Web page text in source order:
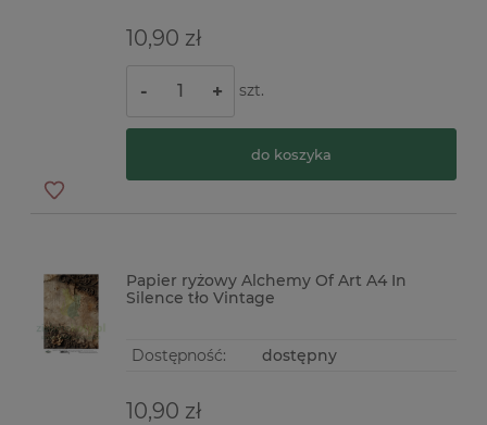
10,90 zł
- + szt.
do koszyka
Papier ryżowy Alchemy Of Art A4 In
Silence tło Vintage
Dostępność: dostępny
10,90 zł